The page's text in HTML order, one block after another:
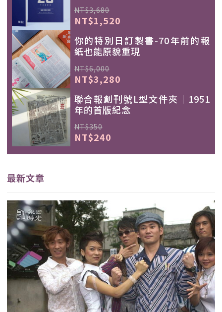
NT$3,680
NT$1,520
你的特別日訂製書-70年前的報
紙也能原貌重現
NT$6,000
NT$3,280
聯合報創刊號L型文件夾｜1951
年的首版紀念
NT$350
NT$240
最新文章